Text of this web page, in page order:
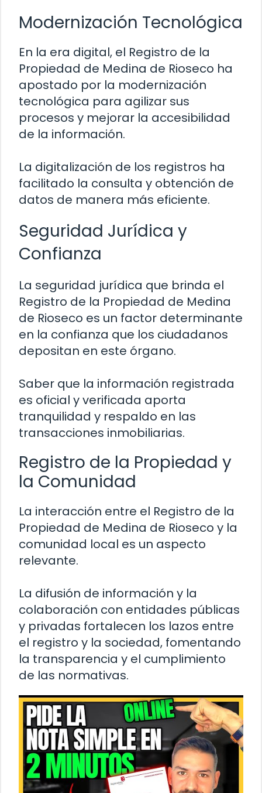
Modernización Tecnológica
En la era digital, el Registro de la
Propiedad de Medina de Rioseco ha
apostado por la modernización
tecnológica para agilizar sus
procesos y mejorar la accesibilidad
de la información.
La digitalización de los registros ha
facilitado la consulta y obtención de
datos de manera más eficiente.
Seguridad Jurídica y
Confianza
La seguridad jurídica que brinda el
Registro de la Propiedad de Medina
de Rioseco es un factor determinante
en la confianza que los ciudadanos
depositan en este órgano.
Saber que la información registrada
es oficial y verificada aporta
tranquilidad y respaldo en las
transacciones inmobiliarias.
Registro de la Propiedad y
la Comunidad
La interacción entre el Registro de la
Propiedad de Medina de Rioseco y la
comunidad local es un aspecto
relevante.
La difusión de información y la
colaboración con entidades públicas
y privadas fortalecen los lazos entre
el registro y la sociedad, fomentando
la transparencia y el cumplimiento
de las normativas.